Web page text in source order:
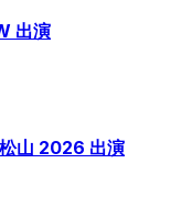
出演
山 2026 出演